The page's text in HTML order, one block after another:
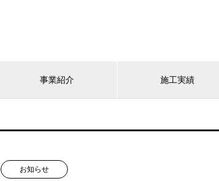
事業紹介 施工実績
お知らせ